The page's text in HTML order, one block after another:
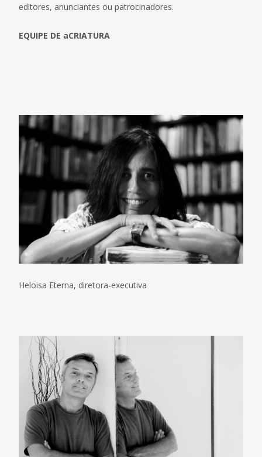
editores, anunciantes ou patrocinadores.
EQUIPE DE aCRIATURA
Heloisa Eterna, diretora-executiva